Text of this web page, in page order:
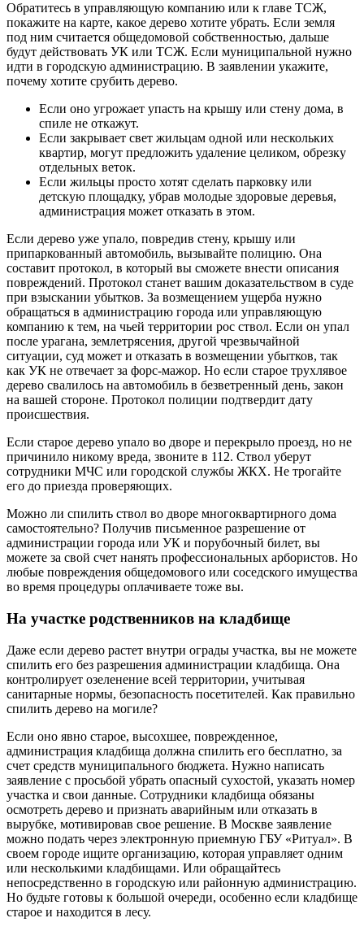
Обратитесь в управляющую компанию или к главе ТСЖ,
покажите на карте, какое дерево хотите убрать. Если земля
под ним считается общедомовой собственностью, дальше
будут действовать УК или ТСЖ. Если муниципальной нужно
идти в городскую администрацию. В заявлении укажите,
почему хотите срубить дерево.
Если оно угрожает упасть на крышу или стену дома, в
спиле не откажут.
Если закрывает свет жильцам одной или нескольких
квартир, могут предложить удаление целиком, обрезку
отдельных веток.
Если жильцы просто хотят сделать парковку или
детскую площадку, убрав молодые здоровые деревья,
администрация может отказать в этом.
Если дерево уже упало, повредив стену, крышу или
припаркованный автомобиль, вызывайте полицию. Она
составит протокол, в который вы сможете внести описания
повреждений. Протокол станет вашим доказательством в суде
при взыскании убытков. За возмещением ущерба нужно
обращаться в администрацию города или управляющую
компанию к тем, на чьей территории рос ствол. Если он упал
после урагана, землетрясения, другой чрезвычайной
ситуации, суд может и отказать в возмещении убытков, так
как УК не отвечает за форс-мажор. Но если старое трухлявое
дерево свалилось на автомобиль в безветренный день, закон
на вашей стороне. Протокол полиции подтвердит дату
происшествия.
Если старое дерево упало во дворе и перекрыло проезд, но не
причинило никому вреда, звоните в 112. Ствол уберут
сотрудники МЧС или городской службы ЖКХ. Не трогайте
его до приезда проверяющих.
Можно ли спилить ствол во дворе многоквартирного дома
самостоятельно? Получив письменное разрешение от
администрации города или УК и порубочный билет, вы
можете за свой счет нанять профессиональных арбористов. Но
любые повреждения общедомового или соседского имущества
во время процедуры оплачиваете тоже вы.
На участке родственников на кладбище
Даже если дерево растет внутри ограды участка, вы не можете
спилить его без разрешения администрации кладбища. Она
контролирует озеленение всей территории, учитывая
санитарные нормы, безопасность посетителей. Как правильно
спилить дерево на могиле?
Если оно явно старое, высохшее, поврежденное,
администрация кладбища должна спилить его бесплатно, за
счет средств муниципального бюджета. Нужно написать
заявление с просьбой убрать опасный сухостой, указать номер
участка и свои данные. Сотрудники кладбища обязаны
осмотреть дерево и признать аварийным или отказать в
вырубке, мотивировав свое решение. В Москве заявление
можно подать через электронную приемную ГБУ «Ритуал». В
своем городе ищите организацию, которая управляет одним
или несколькими кладбищами. Или обращайтесь
непосредственно в городскую или районную администрацию.
Но будьте готовы к большой очереди, особенно если кладбище
старое и находится в лесу.